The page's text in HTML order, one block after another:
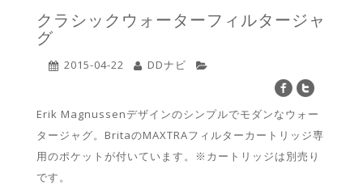
クラシックウォーターフィルタージャ
グ
2015-04-22 DDナビ
Erik Magnussenデザインのシンプルでモダンなウォー
タージャグ。BritaのMAXTRAフィルターカートリッジ専
用のポケットが付いています。※カートリッジは別売り
です。